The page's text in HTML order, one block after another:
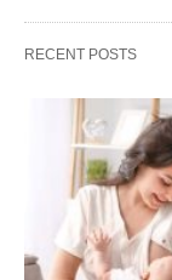
RECENT POSTS